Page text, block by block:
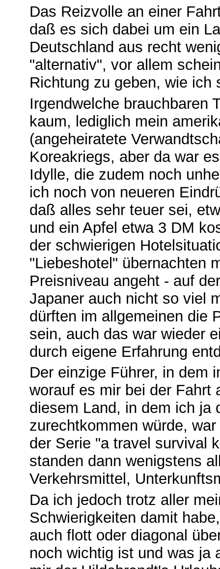
Das Reizvolle an einer
daß es sich dabei um ein
Deutschland aus recht
"alternativ", vor allem
Richtung zu geben, wie ich
Irgendwelche brauchbaren
kaum, lediglich mein
(angeheiratete
Koreakriegs, aber da war
Idylle, die zudem noch
ich noch von neueren
daß alles sehr teuer sei,
und ein Apfel etwa 3 DM
der schwierigen
"Liebeshotel" übernachten
Preisniveau angeht - auf
Japaner auch nicht so viel
dürften im allgemeinen die
sein, auch das war wieder
durch eigene Erfahrung
Der einzige Führer, in dem
worauf es mir bei der Fahrt
diesem Land, in dem ich ja
zurechtkommen würde,
der Serie "a travel survival
standen dann wenigstens
Verkehrsmittel,
Da ich jedoch trotz aller
Schwierigkeiten damit
auch flott oder diagonal
noch wichtig ist und was ja